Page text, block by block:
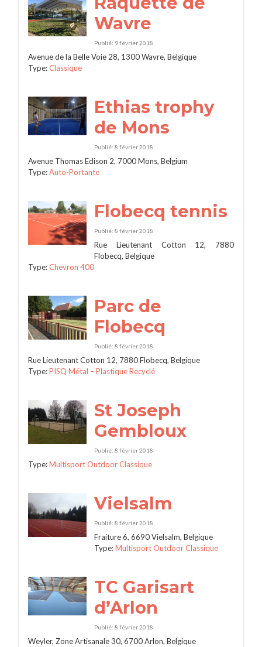
Wavre
Publié: 9 février 2018
Avenue de la Belle Voie 28, 1300 Wavre, Belgique
Type:Classique
Ethias trophy
de Mons
Publié: 8 février 2018
Avenue Thomas Edison 2, 7000 Mons, Belgium
Type:Auto-Portante
Flobecq tennis
Publié: 8 février 2018
Rue Lieutenant Cotton 12, 7880
Flobecq, Belgique
Type:Chevron 400
Parc de
Flobecq
Publié: 8 février 2018
Rue Lieutenant Cotton 12, 7880 Flobecq, Belgique
Type:PISQ Métal – Plastique Recyclé
St Joseph
Gembloux
Publié: 8 février 2018
Type:Multisport Outdoor Classique
Vielsalm
Publié: 8 février 2018
Fraiture 6, 6690 Vielsalm, Belgique
Type:Multisport Outdoor Classique
TC Garisart
d’Arlon
Publié: 8 février 2018
Weyler, Zone Artisanale 30, 6700 Arlon, Belgique